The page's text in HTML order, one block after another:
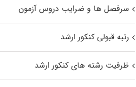
سرفصل ها و ضرایب دروس آزمون
رتبه قبولی کنکور ارشد
ظرفیت رشته های کنکور ارشد